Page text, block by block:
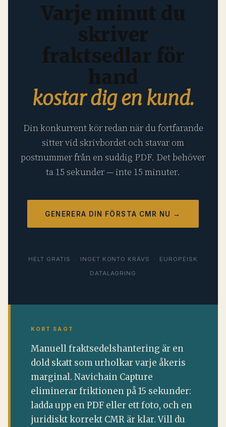
Varje minut du
skriver
fraktsedlar för
hand
kostar dig en kund.
Din konkurrent kör redan när du fortfarande
sitter vid skrivbordet och stavar om
postnummer från en suddig PDF. Det behöver
ta 15 sekunder — inte 15 minuter.
GENERERA DIN FÖRSTA CMR NU →
HELT GRATIS · INGET KONTO KRÄVS · EUROPEISK
DATALAGRING
KORT SAGT
Manuell fraktsedelshantering är en
dold skatt som urholkar varje åkeris
marginal. Navichain Capture
eliminerar friktionen på 15 sekunder:
ladda upp en PDF eller ett foto, och en
juridiskt korrekt CMR är klar. Vill du